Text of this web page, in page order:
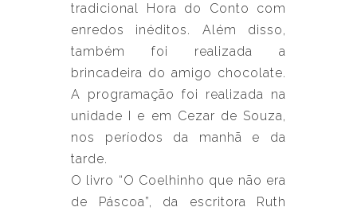
tradicional Hora do Conto com
enredos inéditos. Além disso,
também foi realizada a
brincadeira do amigo chocolate.
A programação foi realizada na
unidade I e em Cezar de Souza,
nos períodos da manhã e da
tarde.
O livro “O Coelhinho que não era
de Páscoa”, da escritora Ruth